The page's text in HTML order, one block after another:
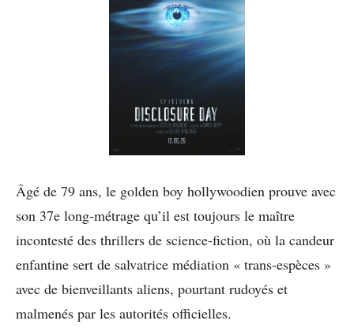
Âgé de 79 ans, le golden boy hollywoodien prouve avec
son 37e long-métrage qu’il est toujours le maître
incontesté des thrillers de science-fiction, où la candeur
enfantine sert de salvatrice médiation « trans-espèces »
avec de bienveillants aliens, pourtant rudoyés et
malmenés par les autorités officielles.